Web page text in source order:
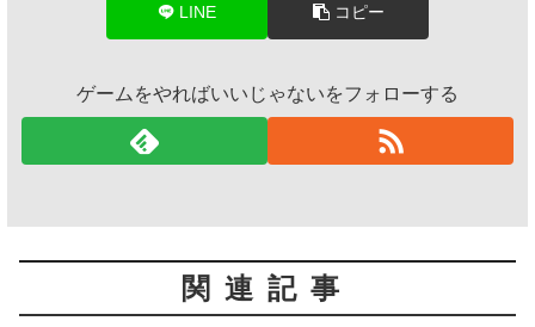
LINE コピー
ゲームをやればいいじゃないをフォローする
関連記事